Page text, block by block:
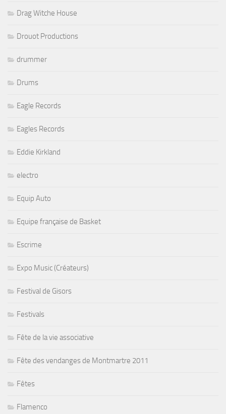
Drag Witche House
Drouot Productions
drummer
Drums
Eagle Records
Eagles Records
Eddie Kirkland
electro
Equip Auto
Equipe française de Basket
Escrime
Expo Music (Créateurs)
Festival de Gisors
Festivals
Fête de la vie associative
Fête des vendanges de Montmartre 2011
Fêtes
Flamenco